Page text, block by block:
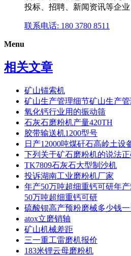
投标、招聘、新闻资讯等企业
联系电话: 180 3780 8511
Menu
相关文章
矿山锚索机
矿山生产管理细节矿山生产
氧化钙行业用的振动筛
石灰石磨粉机产量420TH
胶带输送机1200型号
日产12000吨煤矸石高岭土设
下列关于矿石磨粉机的说法
TK7809石灰石大型制沙机
投诉湖南工业磨粉机厂家
年产50万吨超细重钙可研年
50万吨超细重钙可研
硫酸钡高产预粉磨械多少钱一
atox立磨销轴
矿山机械差距
三一重工雷磨机报价
183米锂云母磨粉机